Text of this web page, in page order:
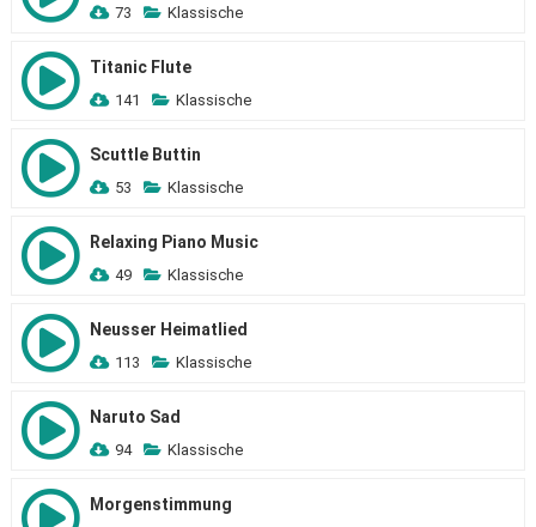
73 Klassische
Titanic Flute
141 Klassische
Scuttle Buttin
53 Klassische
Relaxing Piano Music
49 Klassische
Neusser Heimatlied
113 Klassische
Naruto Sad
94 Klassische
Morgenstimmung